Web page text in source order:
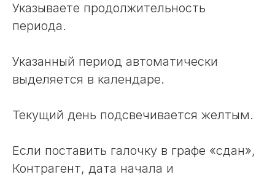
Указываете продолжительность
периода.
Указанный период автоматически
выделяется в календаре.
Текущий день подсвечивается желтым.
Если поставить галочку в графе «сдан»,
Контрагент, дата начала и